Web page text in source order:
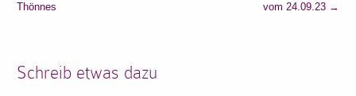
Thönnes
vom 24.09.23 →
Schreib etwas dazu